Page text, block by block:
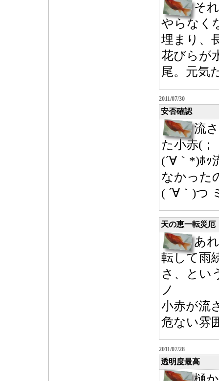
そ
やらなく
埋まり、
花びらが
尾。元気
2011/07/30
安否確認
流
た小赤(；
(´∀｀*)ﾎｯ
なかった
( ´∀｀)つ
天の恵一転災厄
あ
転して雨
さ、とい
ノ
小赤が流
危ない雰
2011/07/28
透明度最高